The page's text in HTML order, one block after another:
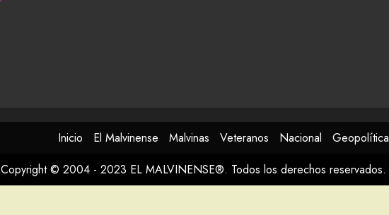
Inicio El Malvinense Malvinas Veteranos Nacional Geopolítica
Copyright © 2004 - 2023 EL MALVINENSE®. Todos los derechos reservados.